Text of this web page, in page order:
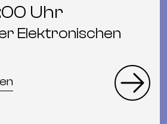
Uhr
Elektronischen